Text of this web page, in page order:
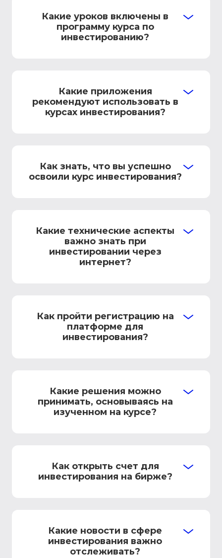
Какие уроков включены в
программу курса по
инвестированию?
Какие приложения
рекомендуют использовать в
курсах инвестирования?
Как знать, что вы успешно
освоили курс инвестирования?
Какие технические аспекты
важно знать при
инвестировании через
интернет?
Как пройти регистрацию на
платформе для
инвестирования?
Какие решения можно
принимать, основываясь на
изученном на курсе?
Как открыть счет для
инвестирования на бирже?
Какие новости в сфере
инвестирования важно
отслеживать?